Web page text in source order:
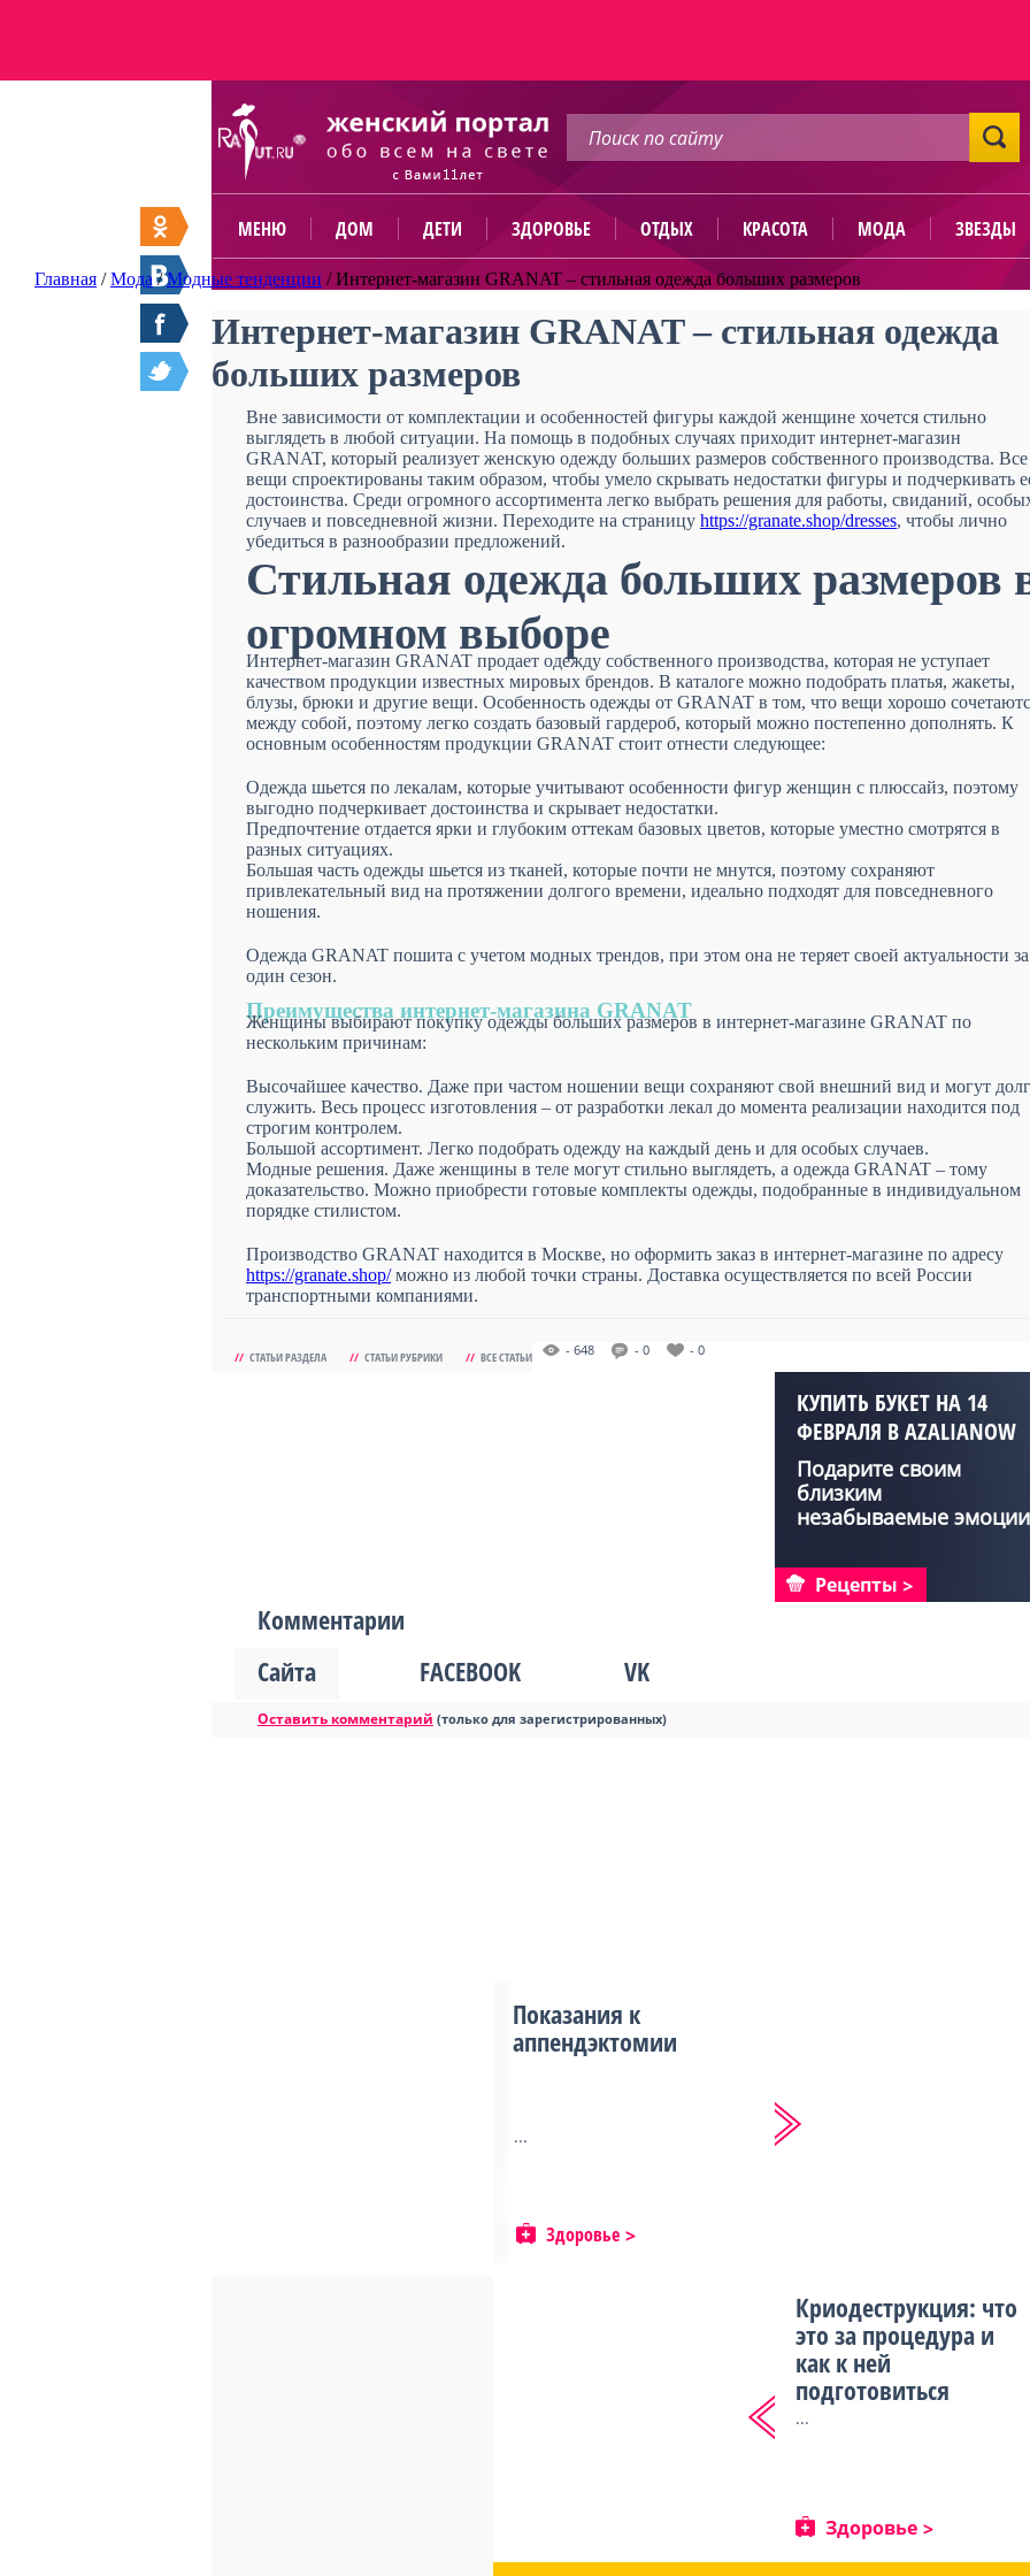
МЕНЮ ДОМ ДЕТИ ЗДОРОВЬЕ ОТДЫХ КРАСОТА МОДА ЗВЕЗДЫ
Главная /Мода /Модные тенденции /Интернет-магазин GRANAT – стильная одежда больших размеров
Интернет-магазин GRANAT – стильная одежда
больших размеров
Вне зависимости от комплектации и особенностей фигуры каждой женщине хочется стильно
выглядеть в любой ситуации. На помощь в подобных случаях приходит интернет-магазин
GRANAT, который реализует женскую одежду больших размеров собственного производства. Все
вещи спроектированы таким образом, чтобы умело скрывать недостатки фигуры и подчеркивать
достоинства. Среди огромного ассортимента легко выбрать решения для работы, свиданий,
случаев и повседневной жизни. Переходите на страницу https://granate.shop/dresses, чтобы лично
убедиться в разнообразии предложений.
Стильная одежда больших размеров
огромном выборе
Интернет-магазин GRANAT продает одежду собственного производства, которая не уступает
качеством продукции известных мировых брендов. В каталоге можно подобрать платья, жакеты,
блузы, брюки и другие вещи. Особенность одежды от GRANAT в том, что вещи хорошо
между собой, поэтому легко создать базовый гардероб, который можно постепенно дополнять. К
основным особенностям продукции GRANAT стоит отнести следующее:
Одежда шьется по лекалам, которые учитывают особенности фигур женщин с плюссайз, поэтому
выгодно подчеркивает достоинства и скрывает недостатки.
Предпочтение отдается ярки и глубоким оттекам базовых цветов, которые уместно смотрятся в
разных ситуациях.
Большая часть одежды шьется из тканей, которые почти не мнутся, поэтому сохраняют
привлекательный вид на протяжении долгого времени, идеально подходят для повседневного
ношения.
Одежда GRANAT пошита с учетом модных трендов, при этом она не теряет своей актуальности за
один сезон.
Преимущества интернет-магазина GRANAT
Женщины выбирают покупку одежды больших размеров в интернет-магазине GRANAT по
нескольким причинам:
Высочайшее качество. Даже при частом ношении вещи сохраняют свой внешний вид и могут
служить. Весь процесс изготовления – от разработки лекал до момента реализации находится под
строгим контролем.
Большой ассортимент. Легко подобрать одежду на каждый день и для особых случаев.
Модные решения. Даже женщины в теле могут стильно выглядеть, а одежда GRANAT – тому
доказательство. Можно приобрести готовые комплекты одежды, подобранные в индивидуальном
порядке стилистом.
Производство GRANAT находится в Москве, но оформить заказ в интернет-магазине по адресу
https://granate.shop/можно из любой точки страны. Доставка осуществляется по всей России
транспортными компаниями.
// СТАТЬИ РАЗДЕЛА // СТАТЬИ РУБРИКИ // ВСЕ СТАТЬИ - 648 - 0 - 0
КУПИТЬ БУКЕТ НА 14
ФЕВРАЛЯ В AZALIANOW
Подарите своим
близким
незабываемые эмоции
Рецепты
Комментарии
Сайта
FACEBOOK VK
Оставить комментарий (только для зарегистрированных)
Показания к
аппендэктомии
...
Здоровье
Криодеструкция: что
это за процедура и
как к ней
подготовиться
...
Здоровье